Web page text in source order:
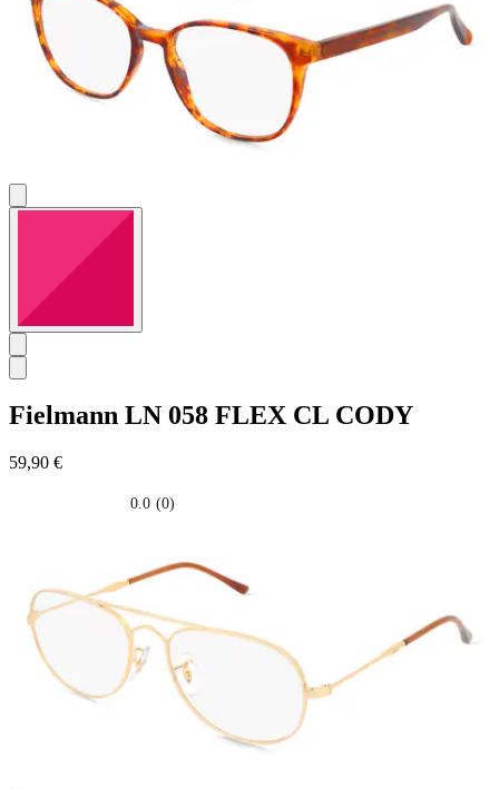
Fielmann LN 058 FLEX CL CODY
59,90 €
0.0 (0)